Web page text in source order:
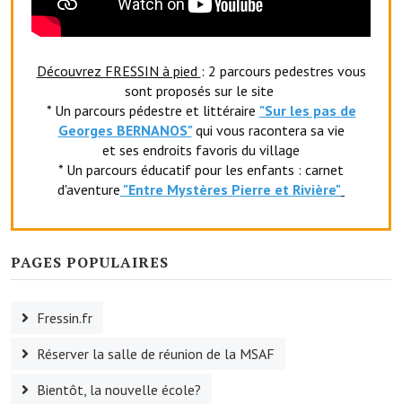
Le foyer rural
Le comité des fêtes
L'association Avotra-France
Le foyer de la Planquette
Village sportif
L'US Crequy Fressin
La société de chasse
La société de pêche
Découvrez FRESSIN à pied : 2 parcours pedestres vous
sont proposés sur le site
* Un parcours pédestre et littéraire "Sur les pas de
Georges BERNANOS" qui vous racontera sa vie
et ses endroits favoris du village
* Un parcours éducatif pour les enfants : carnet
d'aventure "Entre Mystères Pierre et Rivière"
PAGES POPULAIRES
Fressin.fr
Réserver la salle de réunion de la MSAF
Bientôt, la nouvelle école?